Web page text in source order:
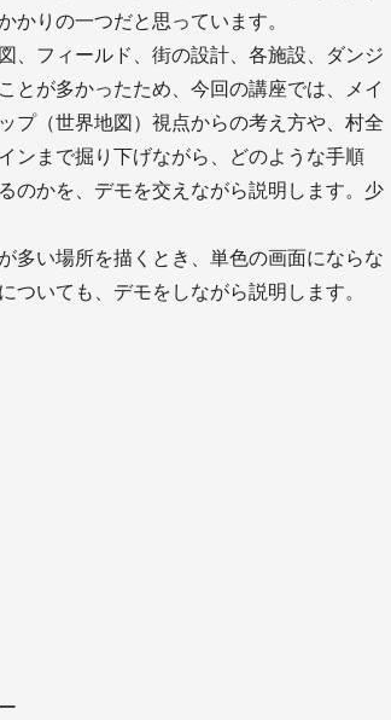
かりの一つだと思っています。
、フィールド、街の設計、各施設、ダンジ
とが多かったため、今回の講座では、メイ
プ（世界地図）視点からの考え方や、村全
ンまで掘り下げながら、どのような手順
のかを、デモを交えながら説明します。少
多い場所を描くとき、単色の画面にならな
ついても、デモをしながら説明します。